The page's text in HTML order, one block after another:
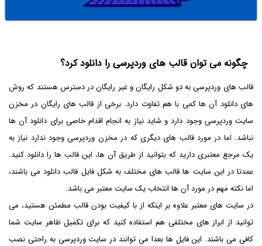
چگونه می توان قالب های وردپرسی را دانلود کرد؟
قالب های وردپرسی به دو شکل رایگان و غیر رایگان در دسترس هستند که روش
های دانلود آن ها کمی با هم تفاوت دارد. برخی از قالب های رایگان در مخزن
سایت وردپرسی وجود دارد و شاید نیاز به انجام اقدام خاصی برای دانلود آن ها
نباشد. اما در مورد قالب های دیگری که در مخزن وردپرسی وجود ندارد نیاز به
یک مرجع معتبری دارید که بتوانید از طریق آن ها، این قالب ها را دانلود کنید.
عمدتا در این سایت ها قالب های مختلف به شکل فایل قالب دانلود می باشند،
اما نکته مهم در مورد آن ها انتخاب یک سایت معتبر می باشد.
در سایت های معتبر علاوه بر اینکه از با کیفیت بودن قالب مطمئن هستید، می
توانید از ابراز های مختلفی هم استفاده کنید که برای تکمیل ظاهر سایت شما
کافی می باشند. این فایل ها بعدا می توانند در سایت وردپرسی به راحتی نصب